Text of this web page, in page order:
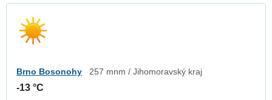
Brno Bosonohy 257 mnm / Jihomoravský kraj
-13 °C